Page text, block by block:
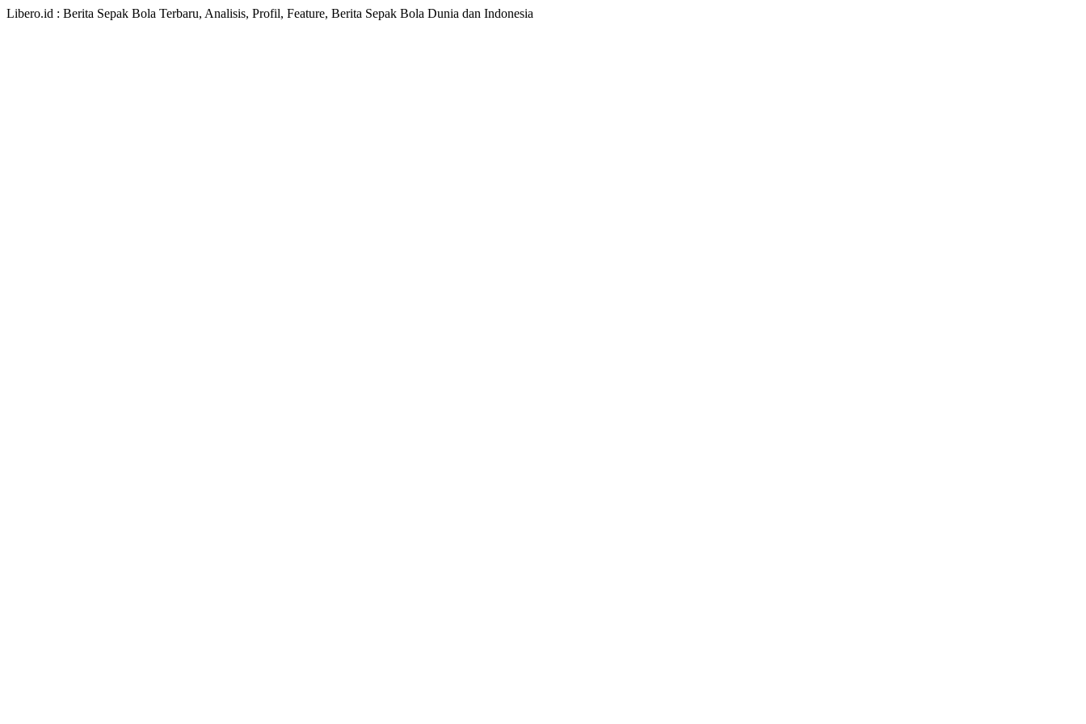
Libero.id : Berita Sepak Bola Terbaru, Analisis, Profil, Feature, Berita Sepak Bola Dunia dan Indonesia